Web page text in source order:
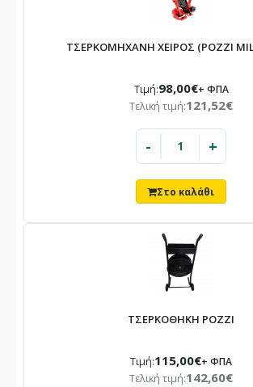
ΤΣΕΡΚΟΜΗΧΑΝΗ ΧΕΙΡΟΣ (POZZI
Τιμή:98,00€+ ΦΠΑ
Τελική τιμή:121,52€
- +
ΤΣΕΡΚΟΘΗΚΗ POZZI
Τιμή:115,00€+ ΦΠΑ
Τελική τιμή:142,60€